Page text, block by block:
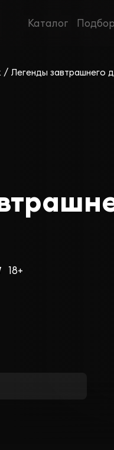
Каталог
/ Легенды завтрашнего
18+